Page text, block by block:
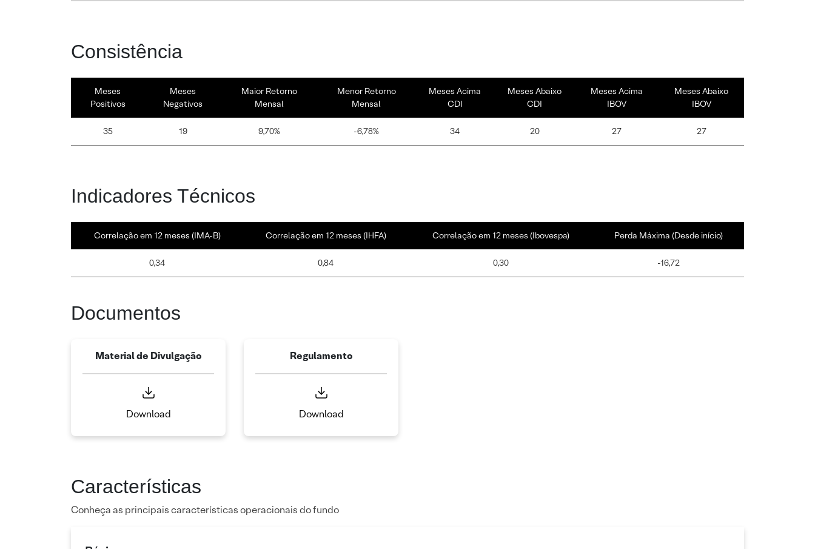
Consistência
Meses
Positivos
Meses
Negativos
Maior Retorno
Mensal
Menor Retorno
Mensal
Meses Acima
CDI
Meses Abaixo
CDI
Meses Acima
IBOV
Meses Abaixo
IBOV
35 19 9,70% -6,78% 34 20 27 27
Indicadores Técnicos
Correlação em 12 meses (IMA-B) Correlação em 12 meses (IHFA) Correlação em 12 meses (Ibovespa) Perda Máxima (Desde início)
0,34 0,84 0,30 -16,72
Documentos
Material de Divulgação
Download
Regulamento
Download
Características
Conheça as principais características operacionais do fundo